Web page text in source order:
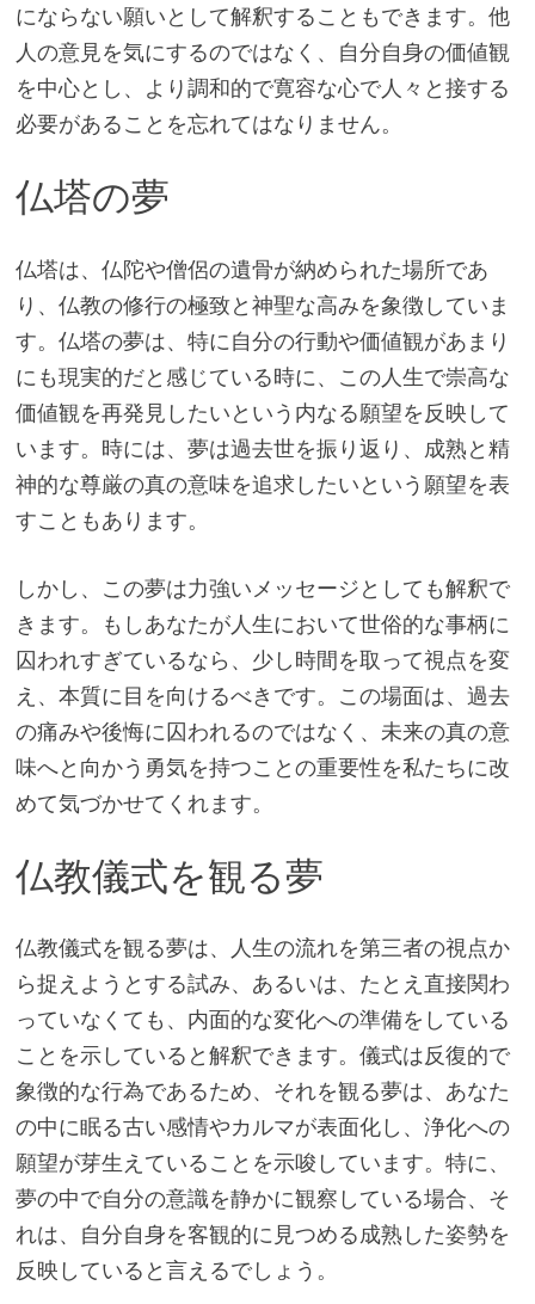
にならない願いとして解釈することもできます。他
人の意見を気にするのではなく、自分自身の価値観
を中心とし、より調和的で寛容な心で人々と接する
必要があることを忘れてはなりません。
仏塔の夢
仏塔は、仏陀や僧侶の遺骨が納められた場所であ
り、仏教の修行の極致と神聖な高みを象徴していま
す。仏塔の夢は、特に自分の行動や価値観があまり
にも現実的だと感じている時に、この人生で崇高な
価値観を再発見したいという内なる願望を反映して
います。時には、夢​​は過去世を振り返り、成熟と精
神的な尊厳の真の意味を追求したいという願望を表
すこともあります。
しかし、この夢は力強いメッセージとしても解釈で
きます。もしあなたが人生において世俗的な事柄に
囚われすぎているなら、少し時間を取って視点を変
え、本質に目を向けるべきです。この場面は、過去
の痛みや後悔に囚われるのではなく、未来の真の意
味へと向かう勇気を持つことの重要性を私たちに改
めて気づかせてくれます。
仏教儀式を観る夢
仏教儀式を観る夢は、人生の流れを第三者の視点か
ら捉えようとする試み、あるいは、たとえ直接関わ
っていなくても、内面的な変化への準備をしている
ことを示していると解釈できます。儀式は反復的で
象徴的な行為であるため、それを観る夢は、あなた
の中に眠る古い感情やカルマが表面化し、浄化への
願望が芽生えていることを示唆しています。特に、
夢の中で自分の意識を静かに観察している場合、そ
れは、自分自身を客観的に見つめる成熟した姿勢を
反映していると言えるでしょう。